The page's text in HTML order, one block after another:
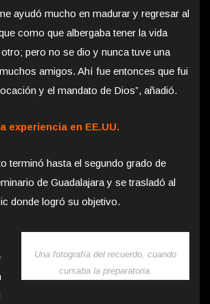
ayudó mucho en madurar y regresar al
como que albergaba tener la vida
pero no se dio y nunca tuve una
amigos. Ahí fue entonces que fui
y el mandato de Dios”, añadió.
experiencia en EE.UU.
terminó hasta el segundo grado de
de Guadalajara y se trasladó al
donde logró su objetivo.
Una fotografía del recuerdo, cuando
cursaba la preparatoria.